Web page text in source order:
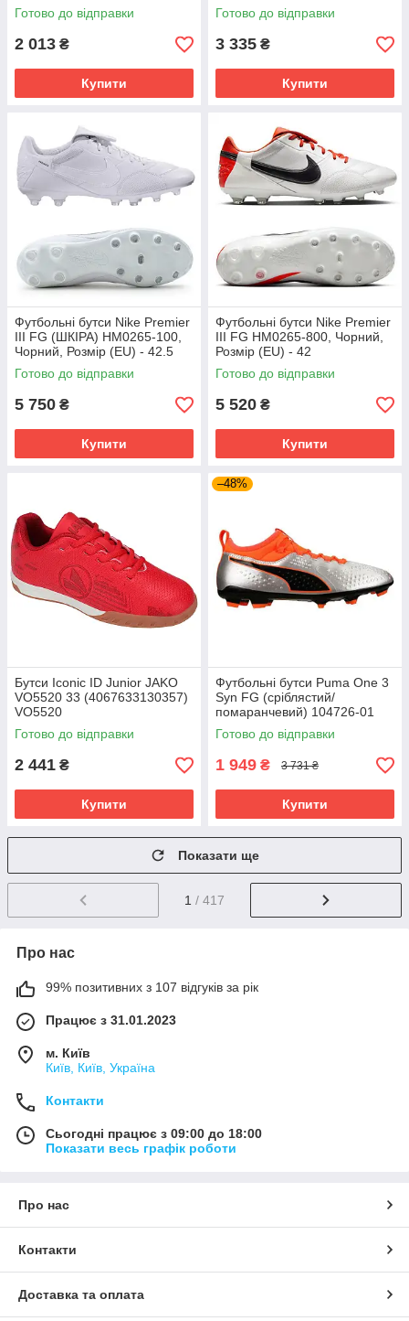
Готово до відправки
2 013 ₴
Купити
Готово до відправки
3 335 ₴
Купити
Футбольні бутси Nike Premier
III FG (ШКІРА) HM0265-100,
Чорний, Розмір (EU) - 42.5
Готово до відправки
5 750 ₴
Купити
Футбольні бутси Nike Premier
III FG HM0265-800, Чорний,
Розмір (EU) - 42
Готово до відправки
5 520 ₴
Купити
Бутси Iconic ID Junior JAKO
VO5520 33 (4067633130357)
VO5520
Готово до відправки
2 441 ₴
Купити
–48%
Футбольні бутси Puma One 3
Syn FG (сріблястий/
помаранчевий) 104726-01
Розмір EU: 46
Готово до відправки
1 949 ₴ 3 731 ₴
Купити
Показати ще
1 / 417
Про нас
99% позитивних з 107 відгуків за рік
Працює з 31.01.2023
м. Київ
Київ, Київ, Україна
Контакти
Сьогодні працює з 09:00 до 18:00
Показати весь графік роботи
Про нас
Контакти
Доставка та оплата